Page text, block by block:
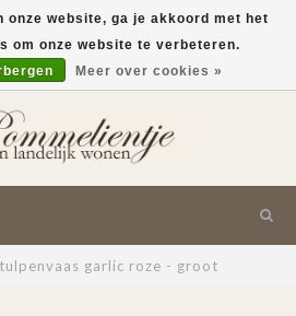
garlic roze - groot
onze website, ga je akkoord met het
om onze website te verbeteren.
Meer over cookies »